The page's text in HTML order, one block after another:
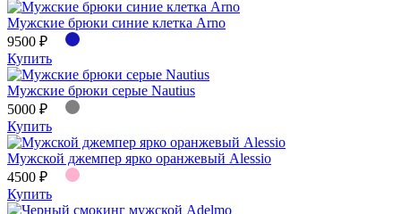
Мужские брюки синие клетка Arno
9500 ₽
Купить
Мужские брюки серые Nautius
5000 ₽
Купить
Мужской джемпер ярко оранжевый Alessio
4500 ₽
Купить